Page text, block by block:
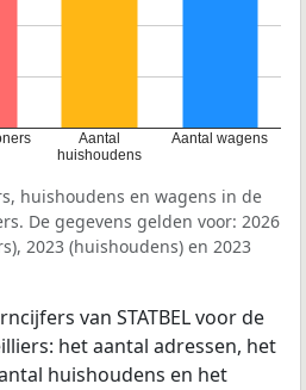
Aantal
huishoudens
Aantal wagens
huishoudens en wagens in de
De gegevens gelden voor: 2026
2023 (huishoudens) en 2023
van STATBEL voor de
het aantal adressen, het
huishoudens en het